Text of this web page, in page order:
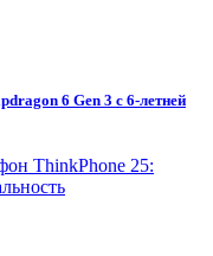
6 Gen 3 с 6-летней